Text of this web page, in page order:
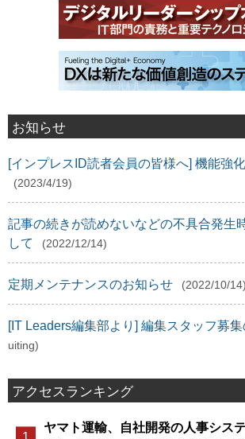
お知らせ
[インプレスID読者会員の皆様へ] 機能強
(2023/4/19)
記事の続きが読めないなどの不具合発生
して
(2022/12/14)
定期メンテナンスのお知らせ (2022/10/14)
[IT Leaders編集部より] 編集スタッフ募
uiting)
アクセスランキング
ヤマト運輸、自社開発の人事シス